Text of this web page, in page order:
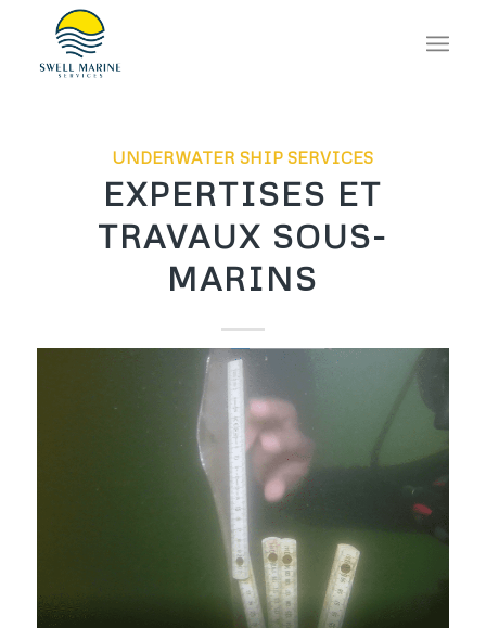
UNDERWATER SHIP SERVICES
EXPERTISES ET
TRAVAUX SOUS-
MARINS